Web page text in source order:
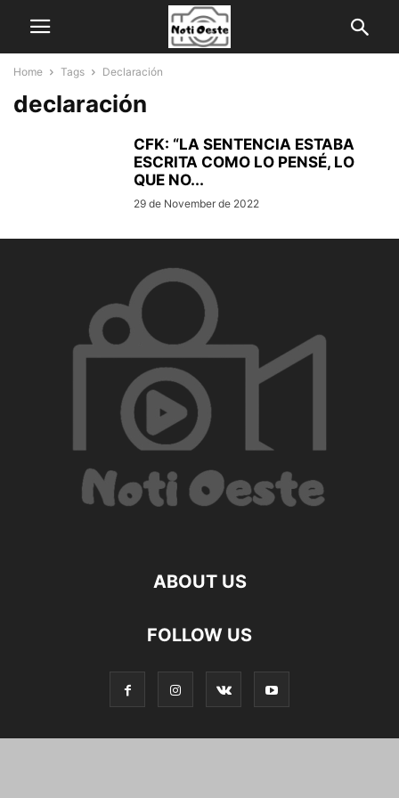
Home Tags Declaración
declaración
CFK: “LA SENTENCIA ESTABA
ESCRITA COMO LO PENSÉ, LO
QUE NO...
29 de November de 2022
ABOUT US
FOLLOW US